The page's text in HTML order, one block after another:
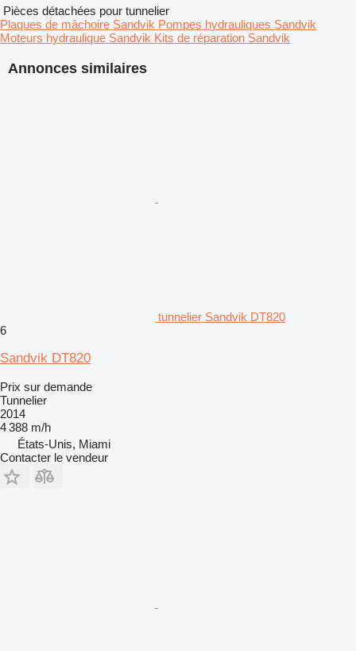
Annonces similaires
tunnelier Sandvik DT820
6
Sandvik DT820
Prix sur demande
Tunnelier
2014
4 388 m/h
États-Unis, Miami
Contacter le vendeur
Pièces détachées pour tunnelier
Plaques de mâchoire Sandvik Pompes hydrauliques Sandvik
Moteurs hydraulique Sandvik Kits de réparation Sandvik